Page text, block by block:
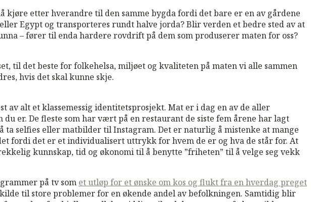
kjøre etter hverandre til den samme bygda fordi det bare er en av gårdene
Egypt og transporteres rundt halve jorda? Blir verden et bedre sted av at
– fører til enda hardere rovdrift på dem som produserer maten for oss?
til det beste for folkehelsa, miljøet og kvaliteten på maten vi alle sammen
hvis det skal kunne skje.
av alt et klassemessig identitetsprosjekt. Mat er i dag en av de aller
er. De fleste som har vært på en restaurant de siste fem årene har lagt
selfies eller matbilder til Instagram. Det er naturlig å mistenke at mange
fordi det er et individualisert uttrykk for hvem de er og hva de står for. At
kunnskap, tid og økonomi til å benytte ”friheten” til å velge seg vekk
på tv som et utløp for et ønske om kos og flukt fra en hverdag preget
til store problemer for en økende andel av befolkningen. Samtidig blir